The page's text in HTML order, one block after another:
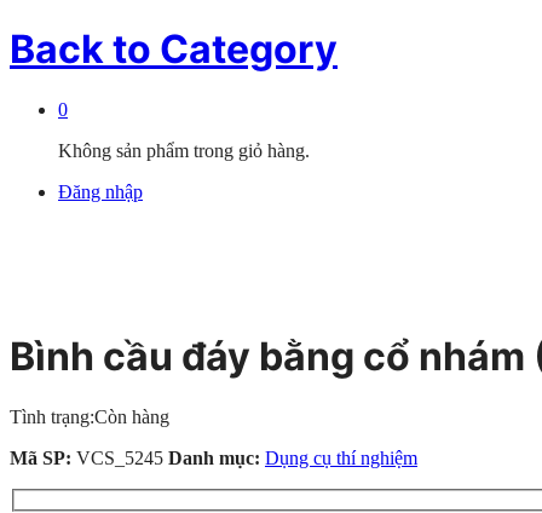
Back to Category
0
Không sản phẩm trong giỏ hàng.
Đăng nhập
Bình cầu đáy bằng cổ nhám
Tình trạng:Còn hàng
Mã SP: VCS_5245 Danh mục: Dụng cụ thí nghiệm